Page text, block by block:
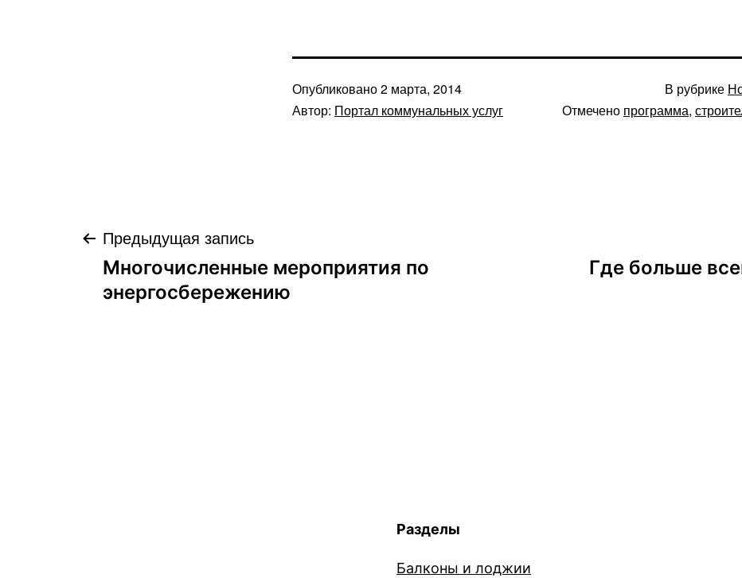
Опубликовано2 марта, 2014
Автор: Портал коммунальных услуг
В рубрике
Отмечено программа,
Навигация
по
Предыдущая запись
Многочисленные мероприятия по
энергосбережению
Где больше
Разделы
Балконы и лоджии